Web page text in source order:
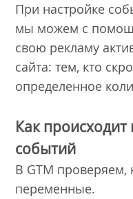
При настройке
мы можем с
свою рекламу
сайта: тем, кто
определенное
Как происходит
событий
В GTM проверяем,
переменные.